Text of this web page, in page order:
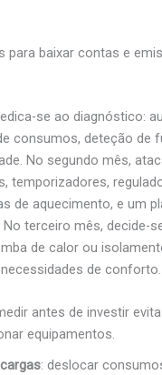
para baixar contas e
se ao diagnóstico:
consumos, deteção de
No segundo mês,
temporizadores,
de aquecimento, e um
terceiro mês, decide-
de calor ou
de conforto.
antes de investir evita
equipamentos.
: deslocar